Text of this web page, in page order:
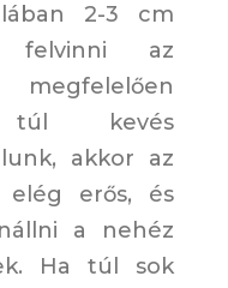
2-3 cm
felvinni az
túl kevés
akkor az
erős, és
a nehéz
Ha túl sok